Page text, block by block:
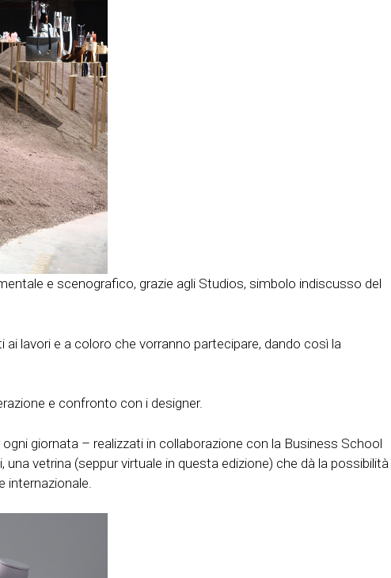
e scenografico, grazie agli Studios, simbolo indiscusso del
lavori e a coloro che vorranno partecipare, dando così la
e confronto con i designer.
giornata – realizzati in collaborazione con la Business School
vetrina (seppur virtuale in questa edizione) che dà la possibilità
internazionale.